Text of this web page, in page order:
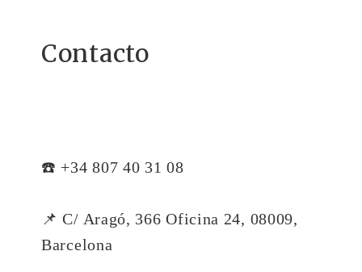
Contacto
☎️ +34 807 40 31 08
📌 C/ Aragó, 366 Oficina 24, 08009,
Barcelona